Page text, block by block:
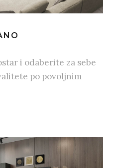
i odaberite za sebe
po povoljnim